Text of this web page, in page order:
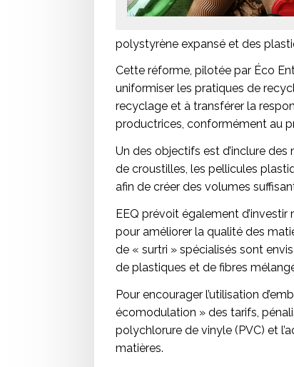
polystyrène expansé et des
Cette réforme, pilotée par Éco
uniformiser les pratiques de
recyclage et à transférer la
productrices, conformément au
Un des objectifs est d’inclure
de croustilles, les pellicules
afin de créer des volumes
EEQ prévoit également
pour améliorer la qualité des
de « surtri » spécialisés sont
de plastiques et de fibres
Pour encourager l’utilisation
écomodulation » des tarifs,
polychlorure de vinyle (PVC) et
matières.